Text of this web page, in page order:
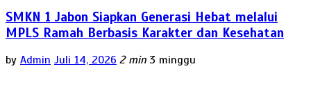
SMKN 1 Jabon Siapkan Generasi Hebat melalui
MPLS Ramah Berbasis Karakter dan Kesehatan
by Admin Juli 14, 2026 2 min 3 minggu